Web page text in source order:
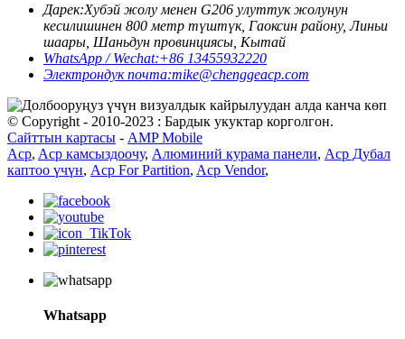
Дарек:Хубэй жолу менен G206 улуттук жолунун
кесилишинен 800 метр түштүк, Гаоксин району, Линьи
шаары, Шаньдун провинциясы, Кытай
WhatsApp / Wechat:+86 13455932220
Электрондук почта:mike@chenggeacp.com
© Copyright - 2010-2023 : Бардык укуктар корголгон.
Сайттын картасы - AMP Mobile
Acp, Acp камсыздоочу, Алюминий курама панели, Acp Дубал
каптоо үчүн, Acp For Partition, Acp Vendor,
Whatsapp